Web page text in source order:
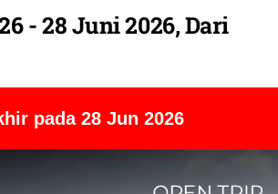
- 28 Juni 2026, Dari
pada 28 Jun 2026